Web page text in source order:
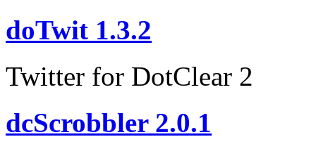
doTwit 1.3.2
Twitter for DotClear 2
dcScrobbler 2.0.1